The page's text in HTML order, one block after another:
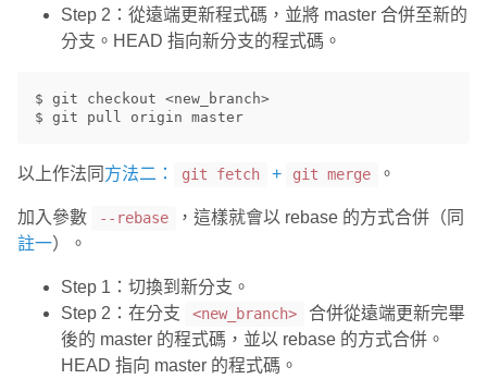
Step 2：從遠端更新程式碼，並將 master 合併至新的
分支。HEAD 指向新分支的程式碼。
$ git checkout <new_branch>
以上作法同 方法二： git fetch + git merge 。
加入參數 --rebase
，這樣就會以 rebase 的方式合併（同
註一）。
Step 1：切換到新分支。
Step 2：在分支
<new_branch>
合併從遠端更新完畢
後的 master 的程式碼，並以 rebase 的方式合併。
HEAD 指向 master 的程式碼。